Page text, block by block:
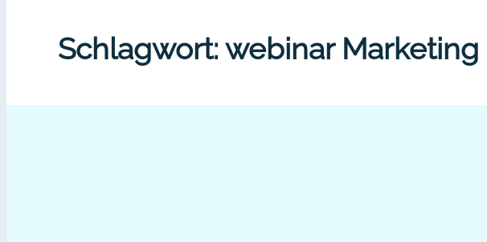
Schlagwort: webinar Marketing